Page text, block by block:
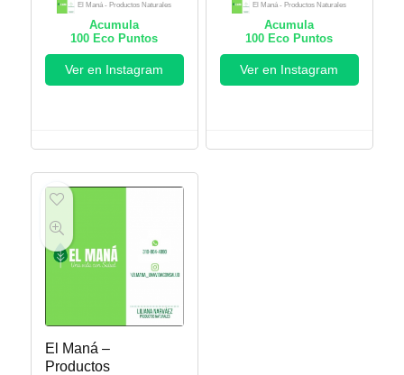
El Maná - Productos Naturales
Acumula
100 Eco Puntos
Ver en Instagram
El Maná - Productos Naturales
Acumula
100 Eco Puntos
Ver en Instagram
El Maná –
Productos